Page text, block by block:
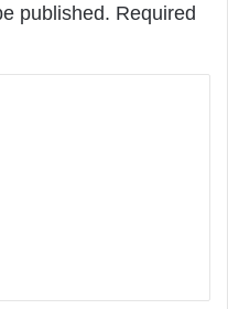
published. Required